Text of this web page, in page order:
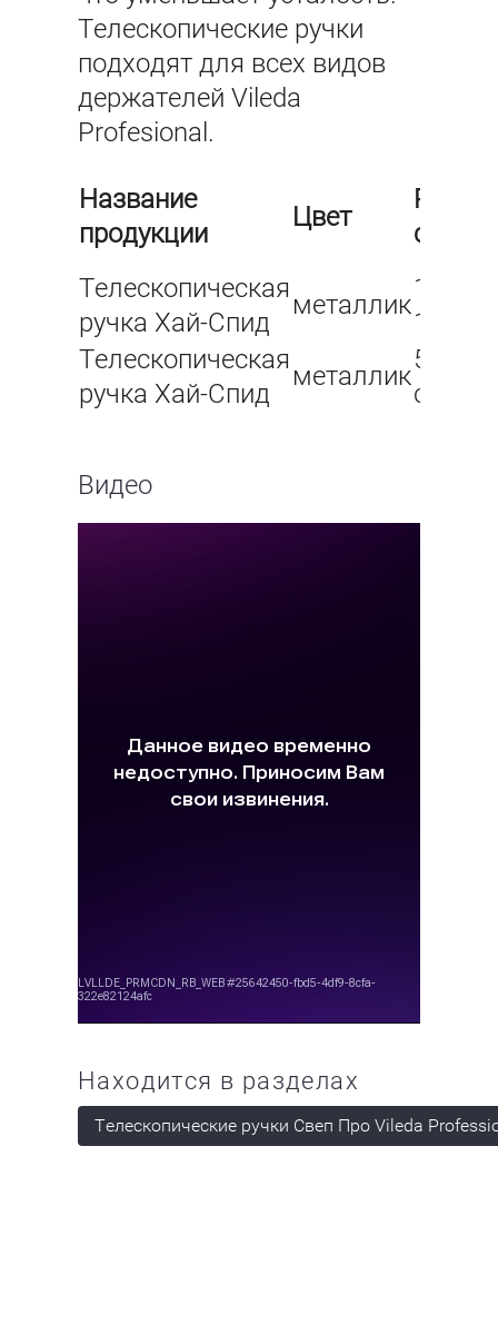
Телескопические ручки
подходят для всех видов
держателей Vileda
Profesional.
Название
продукции
Цвет
см.
Телескопическая
ручка Хай-Спид
металлик
100 -
180
Телескопическая
ручка Хай-Спид
металлик
50 - 90
cm
Видео
Находится в разделах
Телескопические ручки Свеп Про Vileda